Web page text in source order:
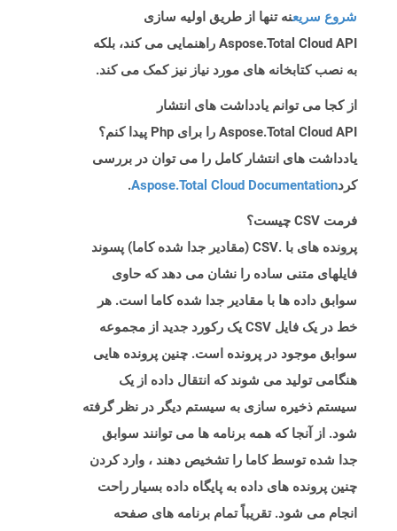
شروع سریعنه تنها از طریق اولیه سازی
Aspose.Total Cloud API راهنمایی می کند، بلکه
به نصب کتابخانه های مورد نیاز نیز کمک می کند.
از کجا می توانم یادداشت های انتشار
Aspose.Total Cloud API را برای Php پیدا کنم؟
یادداشت های انتشار کامل را می توان در بررسی
کردAspose.Total Cloud Documentation
.
فرمت CSV چیست؟
پرونده های با .CSV (مقادیر جدا شده کاما) پسوند
فایلهای متنی ساده را نشان می دهد که حاوی
سوابق داده ها با مقادیر جدا شده کاما است. هر
خط در یک فایل CSV یک رکورد جدید از مجموعه
سوابق موجود در پرونده است. چنین پرونده هایی
هنگامی تولید می شوند که انتقال داده از یک
سیستم ذخیره سازی به سیستم دیگر در نظر گرفته
شود. از آنجا که همه برنامه ها می توانند سوابق
جدا شده توسط کاما را تشخیص دهند ، وارد کردن
چنین پرونده های داده به پایگاه داده بسیار راحت
انجام می شود. تقریباً تمام برنامه های صفحه